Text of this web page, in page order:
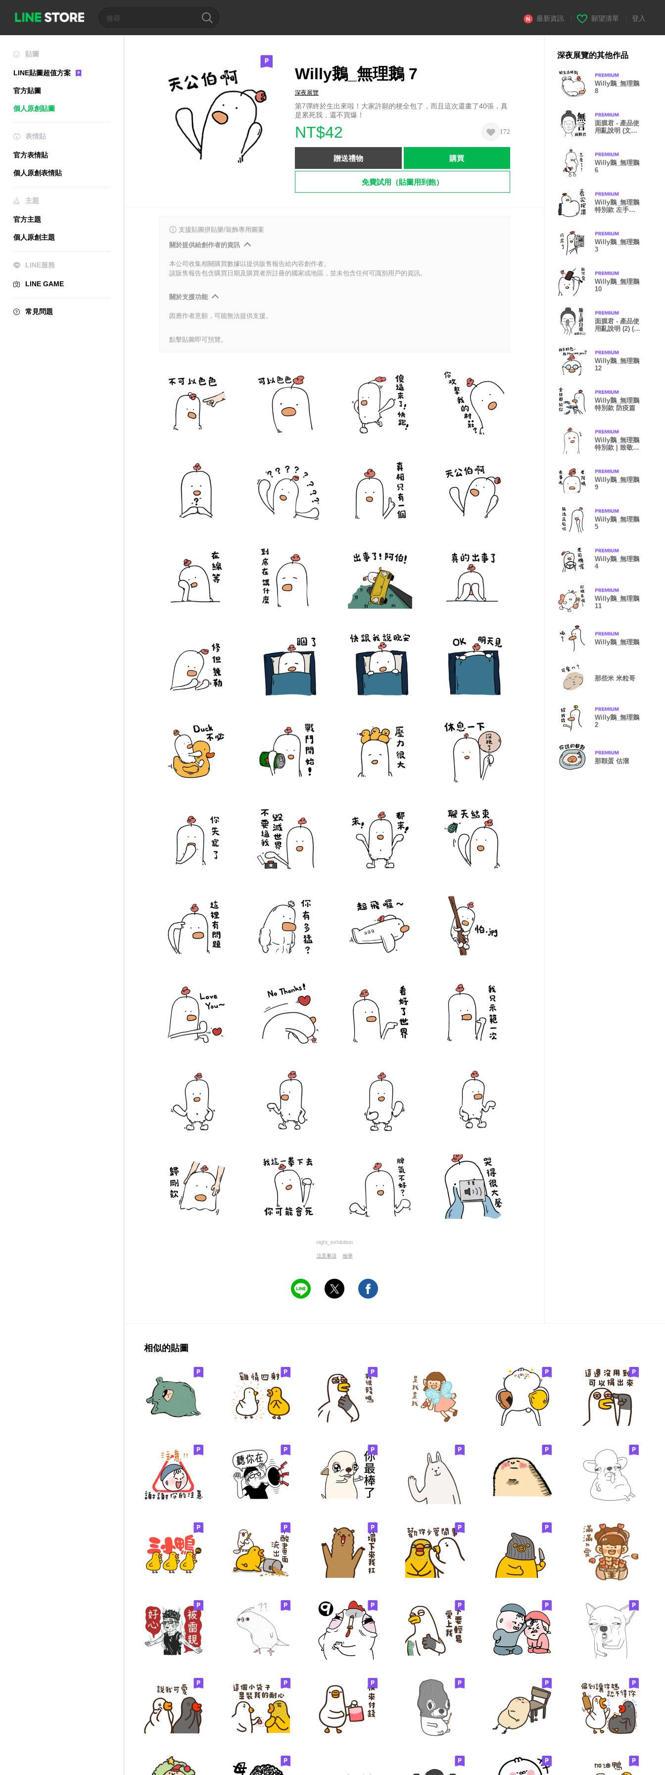
最新資訊 願望清單 登入
貼圖
LINE貼圖超值方案
官方貼圖
個人原創貼圖
表情貼
官方表情貼
個人原創表情貼
主題
官方主題
個人原創主題
LINE服務
LINE GAME
常見問題
Willy鵝_無理鵝 7
深夜展覽
第7彈終於生出來啦！大家許願的梗全包了，而且這次還畫了40張，真
是累死我，還不買爆！
NT$42 172
贈送禮物 購買
免費試用（貼圖用到飽）
支援貼圖拼貼樂/裝飾專用圖案
關於提供給創作者的資訊
本公司收集相關購買數據以提供販售報告給內容創作者。
該販售報告包含購買日期及購買者所註冊的國家或地區，並未包含任何可識別用戶的資訊。
關於支援功能
因應作者意願，可能無法提供支援。
點擊貼圖即可預覽。
night_exhibition
注意事項 檢舉
深夜展覽的其他作品
Willy鵝_無理鵝
8
面膜君 - 產品使
用亂說明 (文字
Willy鵝_無理鵝
6
Willy鵝_無理鵝
特別款 左手畫
Willy鵝_無理鵝
3
Willy鵝_無理鵝
10
面膜君 - 產品使
用亂說明 (2) (文
Willy鵝_無理鵝
12
Willy鵝_無理鵝
特別款 防疫篇
Willy鵝_無理鵝
特別款 | 致敬第
Willy鵝_無理鵝
9
Willy鵝_無理鵝
5
Willy鵝_無理鵝
4
Willy鵝_無理鵝
11
Willy鵝_無理鵝
那些米 米粒哥
Willy鵝_無理鵝
2
那顆蛋 估溜
相似的貼圖